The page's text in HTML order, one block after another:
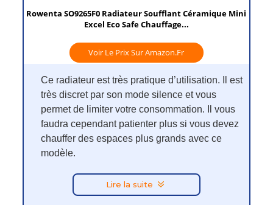
Rowenta SO9265F0 Radiateur Soufflant Céramique Mini
Excel Eco Safe Chauffage...
Voir Le Prix Sur Amazon.fr
Ce radiateur est très pratique d’utilisation. Il est
très discret par son mode silence et vous
permet de limiter votre consommation. Il vous
faudra cependant patienter plus si vous devez
chauffer des espaces plus grands avec ce
modèle.
Lire la suite